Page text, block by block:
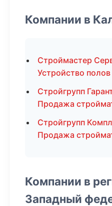
Компании в
Строймастер
Устройство полов
Стройгрупп
Продажа
Стройгрупп
Продажа
Компании в
Западный